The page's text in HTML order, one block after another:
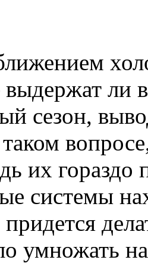
ли
сезон,
их
системы
придется
умножать